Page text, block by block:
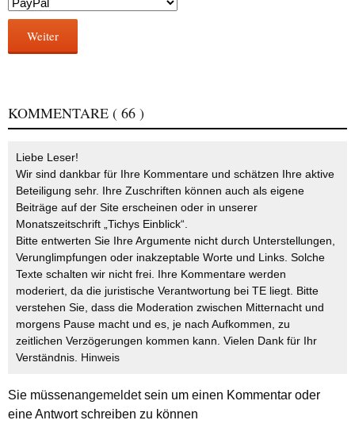
Weiter
KOMMENTARE ( 66 )
Liebe Leser!
Wir sind dankbar für Ihre Kommentare und schätzen Ihre aktive
Beteiligung sehr. Ihre Zuschriften können auch als eigene
Beiträge auf der Site erscheinen oder in unserer
Monatszeitschrift „Tichys Einblick“.
Bitte entwerten Sie Ihre Argumente nicht durch Unterstellungen,
Verunglimpfungen oder inakzeptable Worte und Links. Solche
Texte schalten wir nicht frei. Ihre Kommentare werden
moderiert, da die juristische Verantwortung bei TE liegt. Bitte
verstehen Sie, dass die Moderation zwischen Mitternacht und
morgens Pause macht und es, je nach Aufkommen, zu
zeitlichen Verzögerungen kommen kann. Vielen Dank für Ihr
Verständnis. Hinweis
Sie müssenangemeldetsein um einen Kommentar oder
eine Antwort schreiben zu können